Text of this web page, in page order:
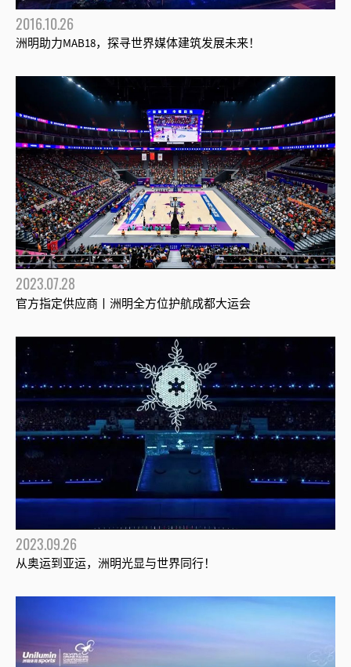
2016.10.26
洲明助力MAB18，探寻世界媒体建筑发展未来！
2023.07.28
官方指定供应商丨洲明全方位护航成都大运会
2023.09.26
从奥运到亚运，洲明光显与世界同行！